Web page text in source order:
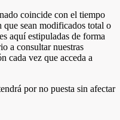
coincide con el tiempo
que sean modificados total o
aquí estipuladas de forma
a consultar nuestras
cada vez que acceda a
por no puesta sin afectar